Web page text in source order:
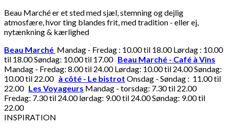
Beau Marché er et sted med sjæl, stemning og dejlig
atmosfære, hvor ting blandes frit, med tradition - eller ej,
nytænkning & kærlighed
Beau Marché Mandag - Fredag : 10.00 til 18.00 Lørdag : 10.00
til 18.00 Søndag: 10.00 til 17.00 Beau Marché - Café à Vins
Mandag - Fredag: 8.00 til 24.00 Lørdag: 10.00 til 24.00 Søndag:
10.00 til 22.00 à côté - Le bistrot Onsdag - Søndag : 11.00 til
22.00 Les Voyageurs Mandag - torsdag: 7.30 til 22.00
Fredag: 7.30 til 24.00 lørdag: 9.00 til 24.00 Søndag: 9.00 til
22.00
INSPIRATION